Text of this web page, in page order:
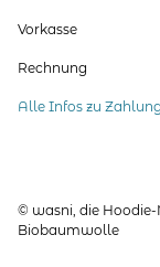
Vorkasse
Rechnung
Alle Infos zu
© wasni, die
Biobaumwolle